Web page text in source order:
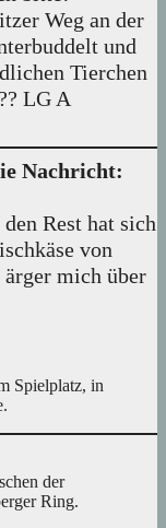
Weg an der
und
Tierchen
LG A
Nachricht:
Rest hat sich
von
mich über
Spielplatz, in
der
Ring.